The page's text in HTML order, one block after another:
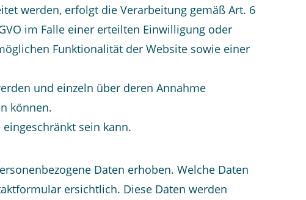
werden, erfolgt die Verarbeitung gemäß Art. 6
im Falle einer erteilten Einwilligung oder
Funktionalität der Website sowie einer
und einzeln über deren Annahme
können.
sein kann.
Daten erhoben. Welche Daten
ersichtlich. Diese Daten werden